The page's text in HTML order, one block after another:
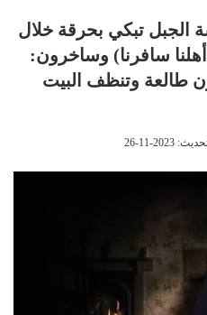
الجبل تبكي بحرقة خلال
سافرنا) وساخرون:
طالعة وتنظف البيت
2023-11-26